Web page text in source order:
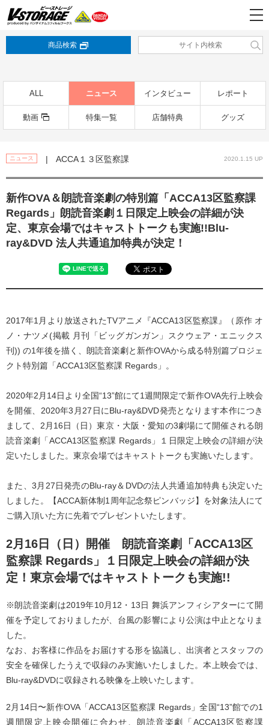
商品検索
ALL ニュース インタビュー レポート
動画 特集一覧 店舗特典 グッズ
ニュース | ACCA１３区監察課 2020.1.15 UP
新作OVA＆朗読音楽劇の特別篇「ACCA13区監察課
Regards」朗読音楽劇１日限定上映会の詳細が決
定、東京会場ではキャストトークも実施!!Blu-
ray&DVD 法人共通追加特典が決定！
2017年1月より放送されたTVアニメ『ACCA13区監察課』（原作 オ
ノ・ナツメ(掲載 月刊「ビッグガンガン」スクウェア・エニックス
刊)) の1年後を描く、朗読音楽劇と新作OVAから成る特別篇プロジェ
クト特別篇「ACCA13区監察課 Regards」。
2020年2月14日より全国“13”館にて1週間限定で新作OVA先行上映会
を開催、2020年3月27日にBlu-ray&DVD発売となります本作につき
まして、2月16日（日）東京・大阪・愛知の3劇場にて開催される朗
読音楽劇「ACCA13区監察課 Regards」１日限定上映会の詳細が決
定いたしました。東京会場ではキャストトークも実施いたします。
また、3月27日発売のBlu-ray＆DVDの法人共通追加特典も決定いた
しました。【ACCA新体制1周年記念祭ピンバッジ】を対象法人にて
ご購入頂いた方に先着でプレゼントいたします。
2月16日（日）開催 朗読音楽劇「ACCA13区
監察課 Regards」１日限定上映会の詳細が決
定！東京会場ではキャストトークも実施!!
※朗読音楽劇は2019年10月12・13日 舞浜アンフィシアターにて開
催を予定しておりましたが、台風の影響により公演は中止となりま
した。
なお、お客様に作品をお届けする形を協議し、出演者とスタッフの
安全を確保したうえで収録のみ実施いたしました。本上映会では、
Blu-ray&DVDに収録される映像を上映いたします。
2月14日〜新作OVA「ACCA13区監察課 Regards」全国“13”館での1
週間限定上映会開催に合わせ、朗読音楽劇「ACCA13区監察課